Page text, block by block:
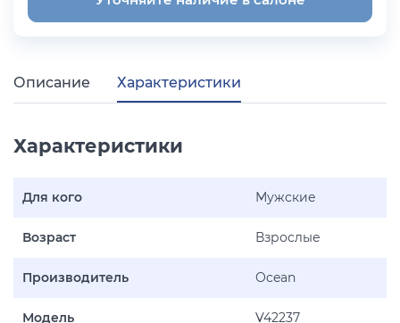
Описание Характеристики
Характеристики
Для кого Мужские
Возраст Взрослые
Производитель Ocean
Модель V42237